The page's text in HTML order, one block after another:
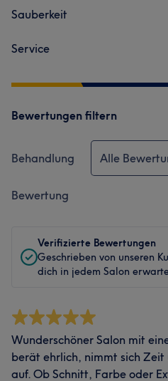
Sauberkeit
Service
Bewertungen filtern
Behandlung Alle
Bewertung
Verifizierte Bewertungen
Geschrieben von unseren
dich in jedem Salon
Wunderschöner Salon mit
berät ehrlich, nimmt sich
auf. Ob Schnitt, Farbe oder